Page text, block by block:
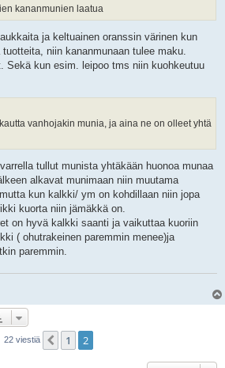
kananmunien laatua
ja keltuainen oranssin värinen kun
niin kananmunaan tulee maku.
Sekä kun esim. leipoo tms niin kuohkeutuu
vanhojakin munia, ja aina ne on olleet yhtä
tullut munista yhtäkään huonoa munaa
alkavat munimaan niin muutama
kun kalkki/ ym on kohdillaan niin jopa
kuorta niin jämäkkä on.
on hyvä kalkki saanti ja vaikuttaa kuoriin
( ohutrakeinen paremmin menee)ja
paremmin.
22 viestiä Edellinen
1 2